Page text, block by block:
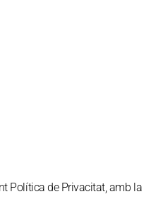
Política de Privacitat, amb la